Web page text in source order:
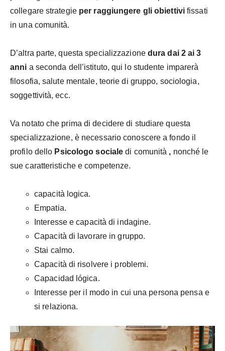
collegare strategie per raggiungere gli obiettivi fissati
in una comunità.
D’altra parte, questa specializzazione dura dai 2 ai 3
anni a seconda dell’istituto, qui lo studente imparerà
filosofia, salute mentale, teorie di gruppo, sociologia,
soggettività, ecc.
Va notato che prima di decidere di studiare questa
specializzazione, è necessario conoscere a fondo il
profilo dello Psicologo sociale di comunità , nonché le
sue caratteristiche e competenze.
capacità logica.
Empatia.
Interesse e capacità di indagine.
Capacità di lavorare in gruppo.
Stai calmo.
Capacità di risolvere i problemi.
Capacidad lógica.
Interesse per il modo in cui una persona pensa e
si relaziona.